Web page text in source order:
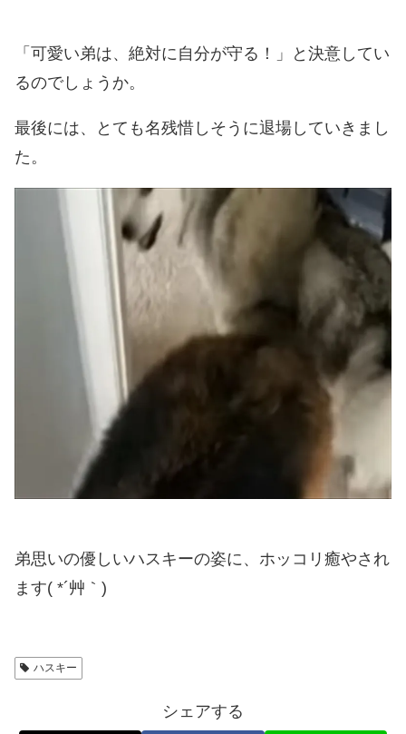
「可愛い弟は、絶対に自分が守る！」と決意してい
るのでしょうか。
最後には、とても名残惜しそうに退場していきまし
た。
弟思いの優しいハスキーの姿に、ホッコリ癒やされ
ます( *´艸｀)
ハスキー
シェアする